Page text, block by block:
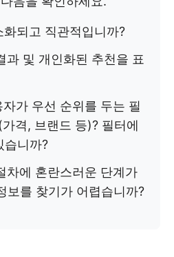
화되고 직관적입니까?
과 및 개인화된 추천을 표
자가 우선 순위를 두는 필
격, 브랜드 등)? 필터에
습니까?
차에 혼란스러운 단계가
보를 찾기가 어렵습니까?